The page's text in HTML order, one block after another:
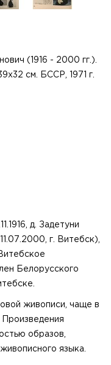
(1916 - 2000 гг.).
см. БССР, 1971 г.
д. Задетуни
г. Витебск),
Белорусского
живописи, чаще в
образов,
языка.